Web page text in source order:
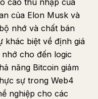
cáo thu nhập của
của Elon Musk và
nhớ và chất bán
khác biệt về định giá
cho đến logic
năng Bitcoin giảm
sự trong Web4
nghiệp cho các